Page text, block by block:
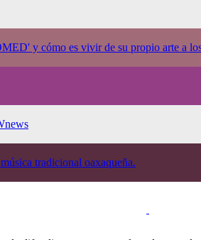
y cómo es vivir de su propio arte a
tradicional oaxaqueña.